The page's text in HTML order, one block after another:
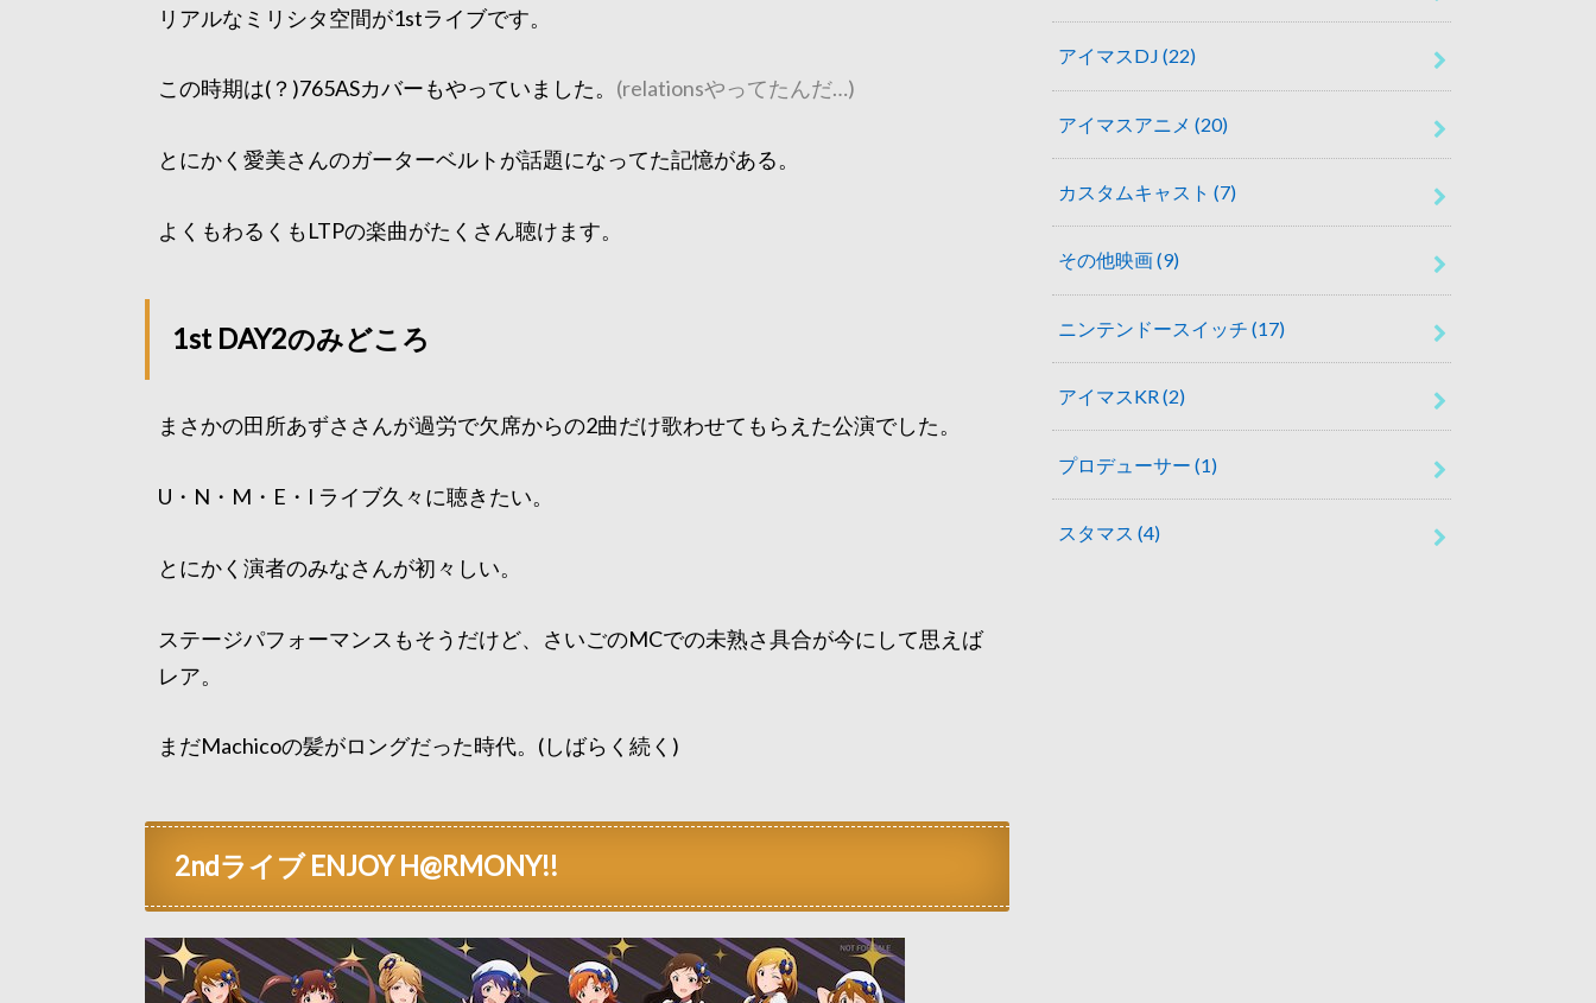
リアルなミリシタ空間が1stライブです。
この時期は(？)765ASカバーもやっていました。 (relationsやってたんだ…)
とにかく愛美さんのガーターベルトが話題になってた記憶がある。
よくもわるくもLTPの楽曲がたくさん聴けます。
1st DAY2のみどころ
まさかの田所あずささんが過労で欠席からの2曲だけ歌わせてもらえた公演でした。
U・N・M・E・I ライブ久々に聴きたい。
とにかく演者のみなさんが初々しい。
ステージパフォーマンスもそうだけど、さいごのMCでの未熟さ具合が今にして思えば
レア。
まだMachicoの髪がロングだった時代。(しばらく続く)
2ndライブ ENJOY H@RMONY!!
アイマスDJ (22)
アイマスアニメ (20)
カスタムキャスト (7)
その他映画(9)
ニンテンドースイッチ (17)
アイマスKR(2)
プロデューサー (1)
スタマス (4)